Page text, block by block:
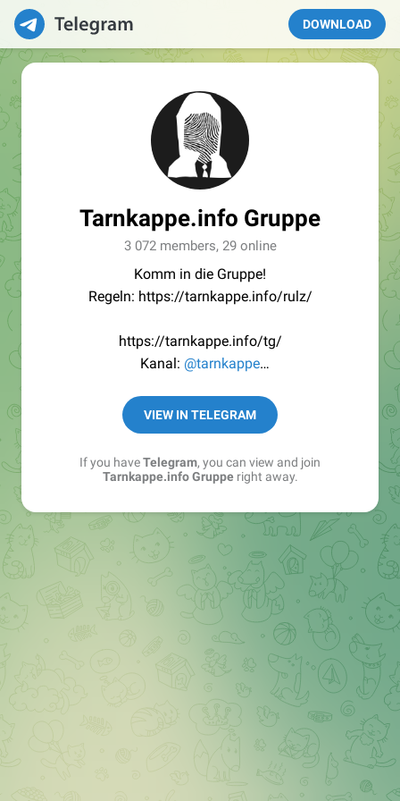
DOWNLOAD
Tarnkappe.info Gruppe
3 072 members, 29 online
Komm in die Gruppe!
Regeln: https://tarnkappe.info/rulz/
https://tarnkappe.info/tg/
Kanal: @tarnkappe
Best of:@bestoftarnkappe
Kochen: https://t.me/+WSW5F1VcmhliMjk6
VIEW IN TELEGRAM
If you haveTelegram, you can view and join
Tarnkappe.info Grupperight away.